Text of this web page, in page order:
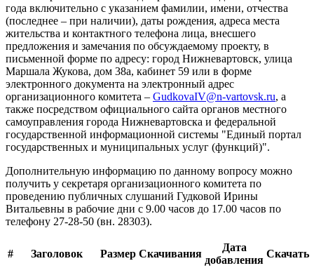
года включительно с указанием фамилии, имени, отчества
(последнее – при наличии), даты рождения, адреса места
жительства и контактного телефона лица, внесшего
предложения и замечания по обсуждаемому проекту, в
письменной форме по адресу: город Нижневартовск, улица
Маршала Жукова, дом 38а, кабинет 59 или в форме
электронного документа на электронный адрес
организационного комитета – GudkovaIV@n-vartovsk.ru, а
также посредством официального сайта органов местного
самоуправления города Нижневартовска и федеральной
государственной информационной системы "Единый портал
государственных и муниципальных услуг (функций)".
Дополнительную информацию по данному вопросу можно
получить у секретаря организационного комитета по
проведению публичных слушаний Гудковой Ирины
Витальевны в рабочие дни с 9.00 часов до 17.00 часов по
телефону 27-28-50 (вн. 28303).
# Заголовок Размер Скачивания
Дата
добавления
Скачать